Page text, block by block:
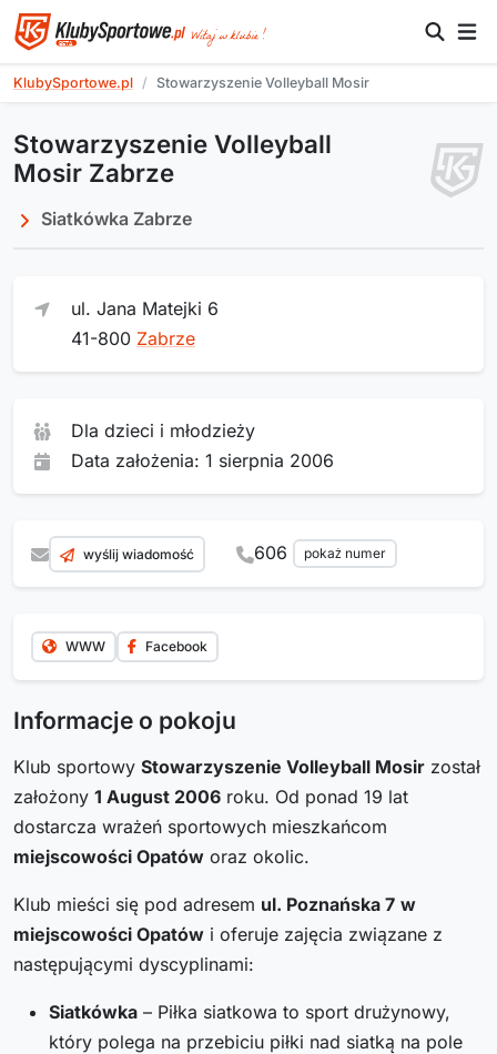
KlubySportowe.pl Stowarzyszenie Volleyball Mosir
Stowarzyszenie Volleyball
Mosir Zabrze
Siatkówka Zabrze
ul. Jana Matejki 6
41-800 Zabrze
Dla dzieci i młodzieży
Data założenia: 1 sierpnia 2006
wyślij wiadomość 606 pokaż numer
WWW Facebook
Informacje o pokoju
Klub sportowy Stowarzyszenie Volleyball Mosir został
założony 1 August 2006 roku. Od ponad 19 lat
dostarcza wrażeń sportowych mieszkańcom
miejscowości Opatów oraz okolic.
Klub mieści się pod adresem ul. Poznańska 7 w
miejscowości Opatów i oferuje zajęcia związane z
następującymi dyscyplinami:
Siatkówka – Piłka siatkowa to sport drużynowy,
który polega na przebiciu piłki nad siatką na pole